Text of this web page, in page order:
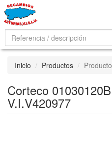
Inicio Productos Producto
Corteco
V.I.V420977